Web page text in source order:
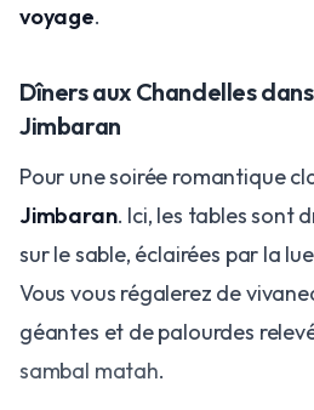
voyage.
Dîners aux Chandelles
Jimbaran
Pour une soirée romantique
Jimbaran. Ici, les tables sont
sur le sable, éclairées par la
Vous vous régalerez de
géantes et de palourdes
sambal matah.